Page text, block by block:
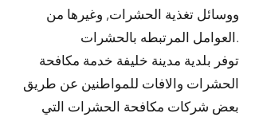
ووسائل تغذية الحشرات, وغيرها من
العوامل المرتبطه بالحشرات.
توفر بلدية مدينة خليفة خدمة مكافحة
الحشرات والافات للمواطنين عن طريق
بعض شركات مكافحة الحشرات التي